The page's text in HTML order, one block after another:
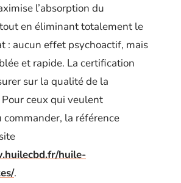
l’absorption du
en éliminant totalement le
: aucun effet psychoactif, mais
et rapide. La certification
sur la qualité de la
ceux qui veulent
commander, la référence
huile-
.